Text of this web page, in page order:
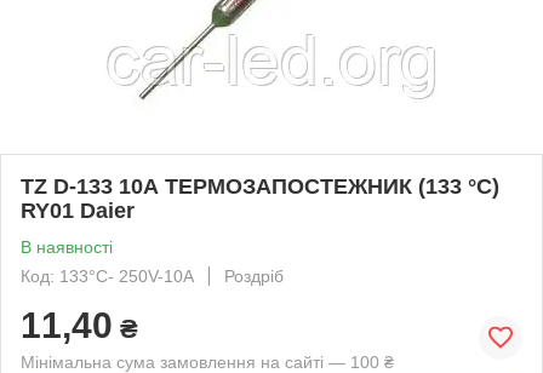
TZ D-133 10А ТЕРМОЗАПОСТЕЖНИК (133 °C)
RY01 Daier
В наявності
Код: 133°C- 250V-10A
Роздріб
11,40 ₴
Мінімальна сума замовлення на сайті — 100 ₴